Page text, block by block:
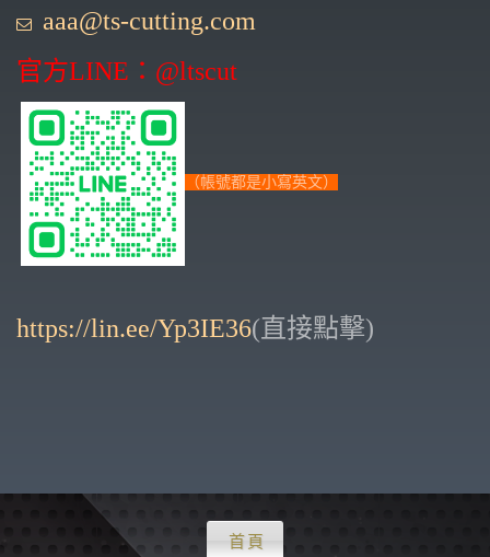
aaa@ts-cutting.com
官方LINE：@ltscut
（帳號都是小寫英文）
https://lin.ee/Yp3IE36(直接點擊)
首頁